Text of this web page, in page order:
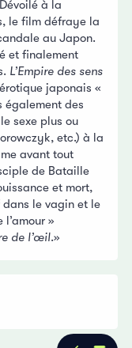
à la
le film défraye la
au Japon.
et finalement
L’Empire des sens
japonais «
également des
sexe plus ou
etc.) à la
avant tout
de Bataille
et mort,
le vagin et le
»
de l’œil.»